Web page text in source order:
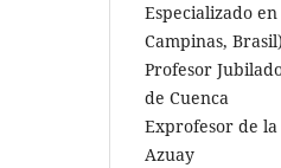
Especializado
Campinas, Brasil)
Profesor
de Cuenca
Exprofesor de
Azuay